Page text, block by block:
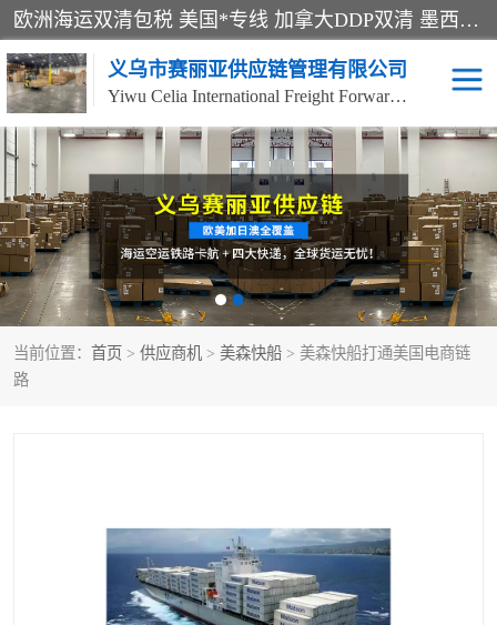
欧洲海运双清包税 美国*专线 加拿大DDP双清 墨西哥跨境空运 澳大利亚专线物流 跨境电商物流服务 国际快递到门服务 海运*渠道 一站式跨境物流解决方案 TikTok/SHEIN专线 电商平台FBA头程运输 国际铁路运输欧洲 UPS/DDHL/联邦快递跨境 美国双清到门物流 跨境*运输
义乌市赛丽亚供应链管理有限公司
Yiwu Celia International Freight Forwarding Co., Ltd
当前位置： 首页 > 供应商机 > 美森快船 > 美森快船打通美国电商链
路
美森快船 欧洲卡航
加拿大海运/空运-双清到
门
澳大利亚海运/空运-双清
到门
墨西哥海运/空运-双清到
门